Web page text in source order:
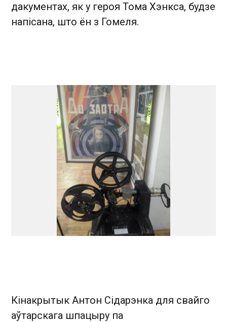
дакументах, як у героя Тома Хэнкса, будзе
напісана, што ён з Гомеля.
Кінакрытык Антон Сідарэнка для свайго
аўтарскага шпацыру па